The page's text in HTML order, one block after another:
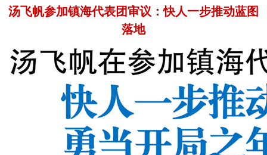
汤飞帆参加镇海代表团审议：快人一步推动蓝图
落地